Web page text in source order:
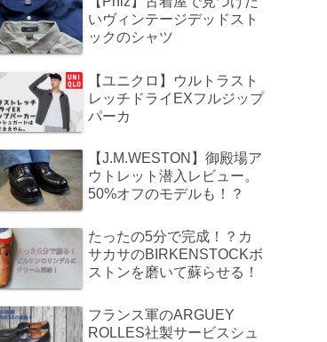
いヴィンテージデッドスト
ックのシャツ
【ユニクロ】ウルトラスト
レッチドライEXフルジップ
パーカ
【J.M.WESTON】御殿場ア
ウトレット潜入レビュー。
50%オフのモデルも！？
たったの5分で完成！？カ
サカサのBIRKENSTOCKボ
ストンを磨いて蘇らせる！
フランス軍のARGUEY
ROLLES社製サービスシュ